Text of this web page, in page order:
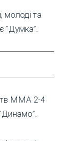
молоді та
"Думка”.
ММА 2-4